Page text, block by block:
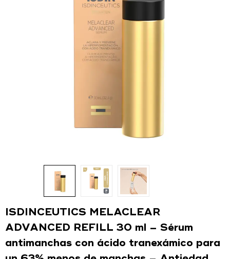
ISDINCEUTICS MELACLEAR
ADVANCED REFILL 30 ml – Sérum
antimanchas con ácido tranexámico para
Remember me Lost password?
Log in
Continuar conGoogle